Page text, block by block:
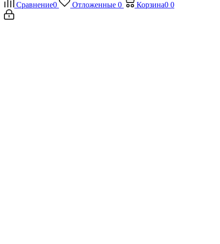
Сравнение0 Отложенные 0 Корзина0 0